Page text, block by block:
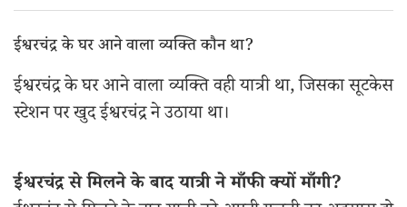
ईश्वरचंद्र के घर आने वाला व्यक्ति कौन था?
ईश्वरचंद्र के घर आने वाला व्यक्ति वही यात्री था, जिसका सूटकेस
स्टेशन पर खुद ईश्वरचंद्र ने उठाया था।
ईश्वरचंद्र से मिलने के बाद यात्री ने माँफी क्यों माँगी?